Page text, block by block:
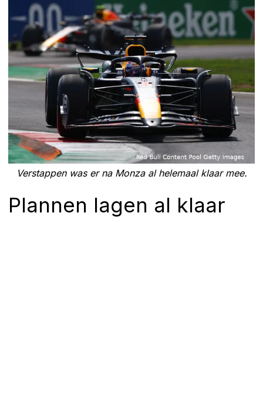
Verstappen was er na Monza al helemaal klaar mee.
Plannen lagen al klaar